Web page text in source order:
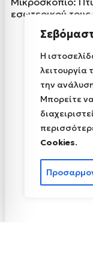
Η
λειτουργία
την
Μπορείτε
Cookies.
εσωτερικού